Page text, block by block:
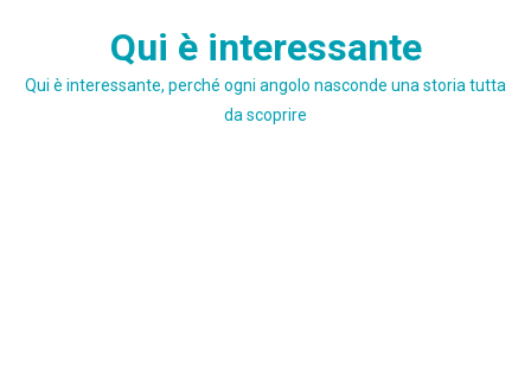
Qui è interessante
Qui è interessante, perché ogni angolo nasconde una storia tutta
da scoprire